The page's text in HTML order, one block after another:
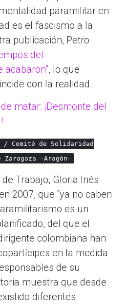
paramilitar en
es el fascismo a la
publicación, Petro
del
acabaron”, lo que
con la realidad.
/ Comité de Solidaridad
-Aragón-
Trabajo, Gloria Inés
2007, que “ya no caben
es un
del que el
colombiana han
en la medida
de su
muestra que desde
diferentes